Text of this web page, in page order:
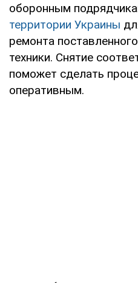
оборонным
территории Украины
ремонта
техники. Снятие
поможет сделать
оперативным.